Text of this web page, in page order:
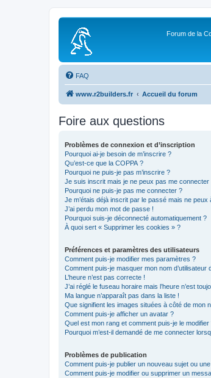
Forum de la
FAQ
www.r2builders.fr Accueil du forum
Foire aux questions
Problèmes de connexion et d’inscription
Pourquoi ai-je besoin de m’inscrire ?
Qu’est-ce que la COPPA ?
Pourquoi ne puis-je pas m’inscrire ?
Je suis inscrit mais je ne peux pas me connecter
Pourquoi ne puis-je pas me connecter ?
Je m’étais déjà inscrit par le passé mais ne
J’ai perdu mon mot de passe !
Pourquoi suis-je déconnecté automatiquement ?
À quoi sert « Supprimer les cookies » ?
Préférences et paramètres des utilisateurs
Comment puis-je modifier mes paramètres ?
Comment puis-je masquer mon nom d’utilisateur
L’heure n’est pas correcte !
J’ai réglé le fuseau horaire mais l’heure n’est
Ma langue n’apparaît pas dans la liste !
Que signifient les images situées à côté de mon
Comment puis-je afficher un avatar ?
Quel est mon rang et comment puis-je le modifier
Pourquoi m’est-il demandé de me connecter
Problèmes de publication
Comment puis-je publier un nouveau sujet ou
Comment puis-je modifier ou supprimer un